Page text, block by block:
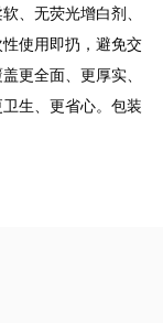
、无荧光增白剂、
使用即扔，避免交
更全面、更厚实、
生、更省心。包装